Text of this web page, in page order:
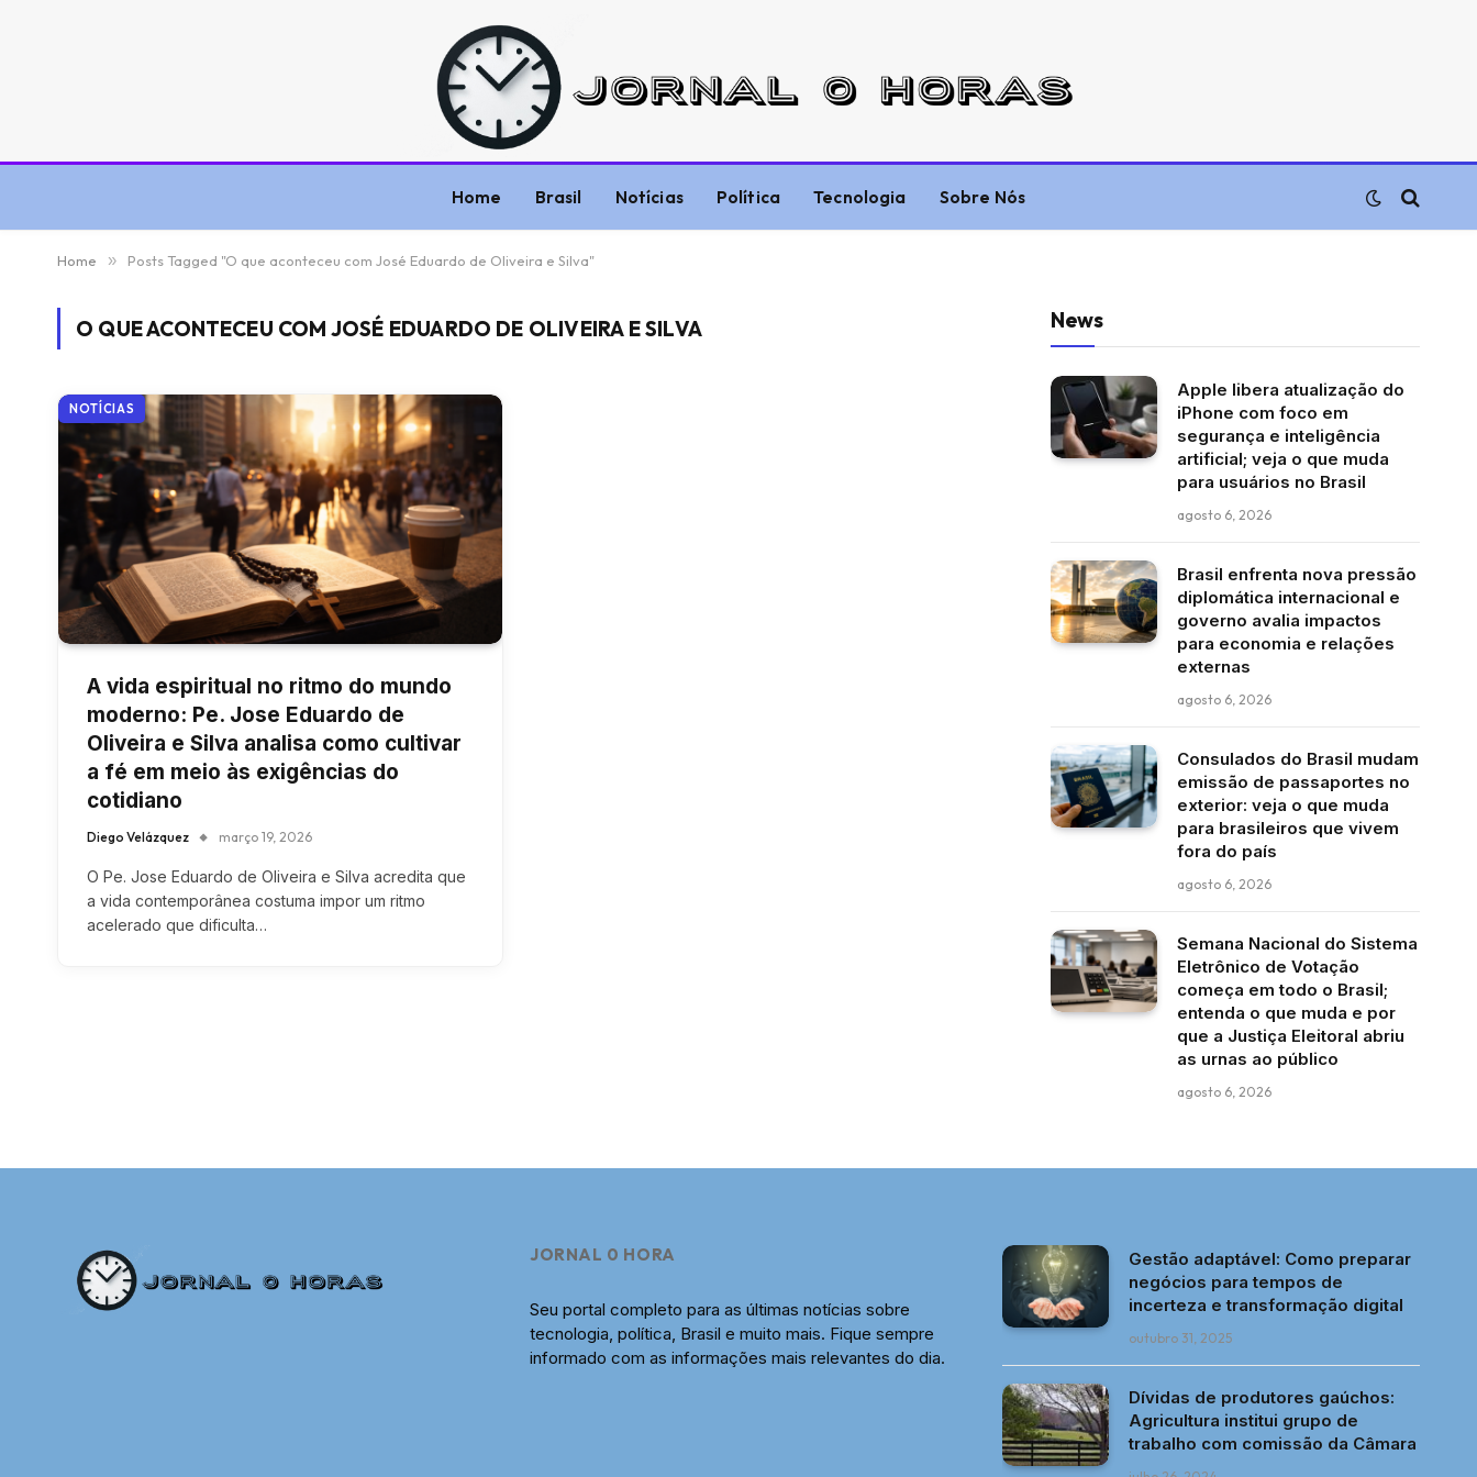
Home Brasil Notícias Política Tecnologia Sobre Nós
Home » Posts Tagged "O que aconteceu com José Eduardo de Oliveira e Silva"
O QUE ACONTECEU COM JOSÉ EDUARDO DE OLIVEIRA E SILVA
NOTÍCIAS
A vida espiritual no ritmo do mundo
moderno: Pe. Jose Eduardo de
Oliveira e Silva analisa como cultivar
a fé em meio às exigências do
cotidiano
Diego Velázquez março 19, 2026
O Pe. Jose Eduardo de Oliveira e Silva acredita que
a vida contemporânea costuma impor um ritmo
acelerado que dificulta…
News
Apple libera atualização do
iPhone com foco em
segurança e inteligência
artificial; veja o que muda
para usuários no Brasil
agosto 6, 2026
Brasil enfrenta nova pressão
diplomática internacional e
governo avalia impactos
para economia e relações
externas
agosto 6, 2026
Consulados do Brasil mudam
emissão de passaportes no
exterior: veja o que muda
para brasileiros que vivem
fora do país
agosto 6, 2026
Semana Nacional do Sistema
Eletrônico de Votação
começa em todo o Brasil;
entenda o que muda e por
que a Justiça Eleitoral abriu
as urnas ao público
agosto 6, 2026
JORNAL 0 HORA
Seu portal completo para as últimas notícias sobre
tecnologia, política, Brasil e muito mais. Fique sempre
informado com as informações mais relevantes do dia.
Gestão adaptável: Como preparar
negócios para tempos de
incerteza e transformação digital
outubro 31, 2025
Dívidas de produtores gaúchos:
Agricultura institui grupo de
trabalho com comissão da Câmara